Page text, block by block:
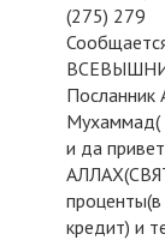
(275) 279
и да
кредит) и